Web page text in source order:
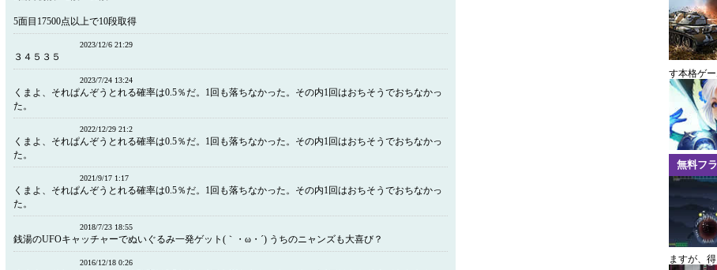
5面目17500点以上で10段取得
2023/12/6 21:29
３４５３５
2023/7/24 13:24
くまよ、それぱ​​んぞうとれる確率は0.5％だ​。​1回も落ちなかった。​その内1回はお​ちそ​うでおちなかっ
た。
2022/12/29 21:2
​くまよ、それぱ​​んぞうとれる確率は0.5％だ。​1回も落ちなかった。​その内1回はお​ちそうでおちなかっ
た。​
2021/9/17 1:17
くまよ、それぱんぞうとれる確率は0.5％だ。1回も落ちなかった。その内1回はおちそうでおちなかっ
た。
2018/7/23 18:55
銭湯のUFOキャッチャーでぬいぐるみ一発ゲット(｀・ω・´) うちのニャンズも大喜び？
2016/12/18 0:26
す本格ゲ
無料フ
ますが、